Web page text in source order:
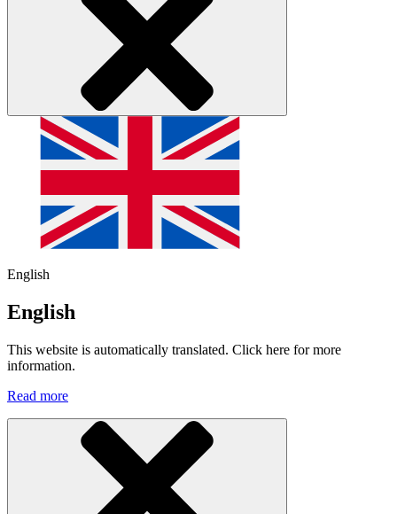
English
English
This website is automatically translated. Click here for more
information.
Read more